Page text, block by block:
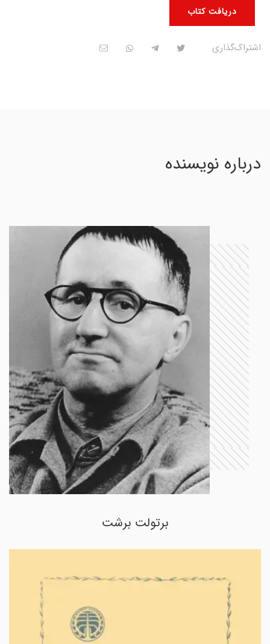
دریافت کتاب
اشتراک‌گذاری
درباره نویسنده
برتولت برشت